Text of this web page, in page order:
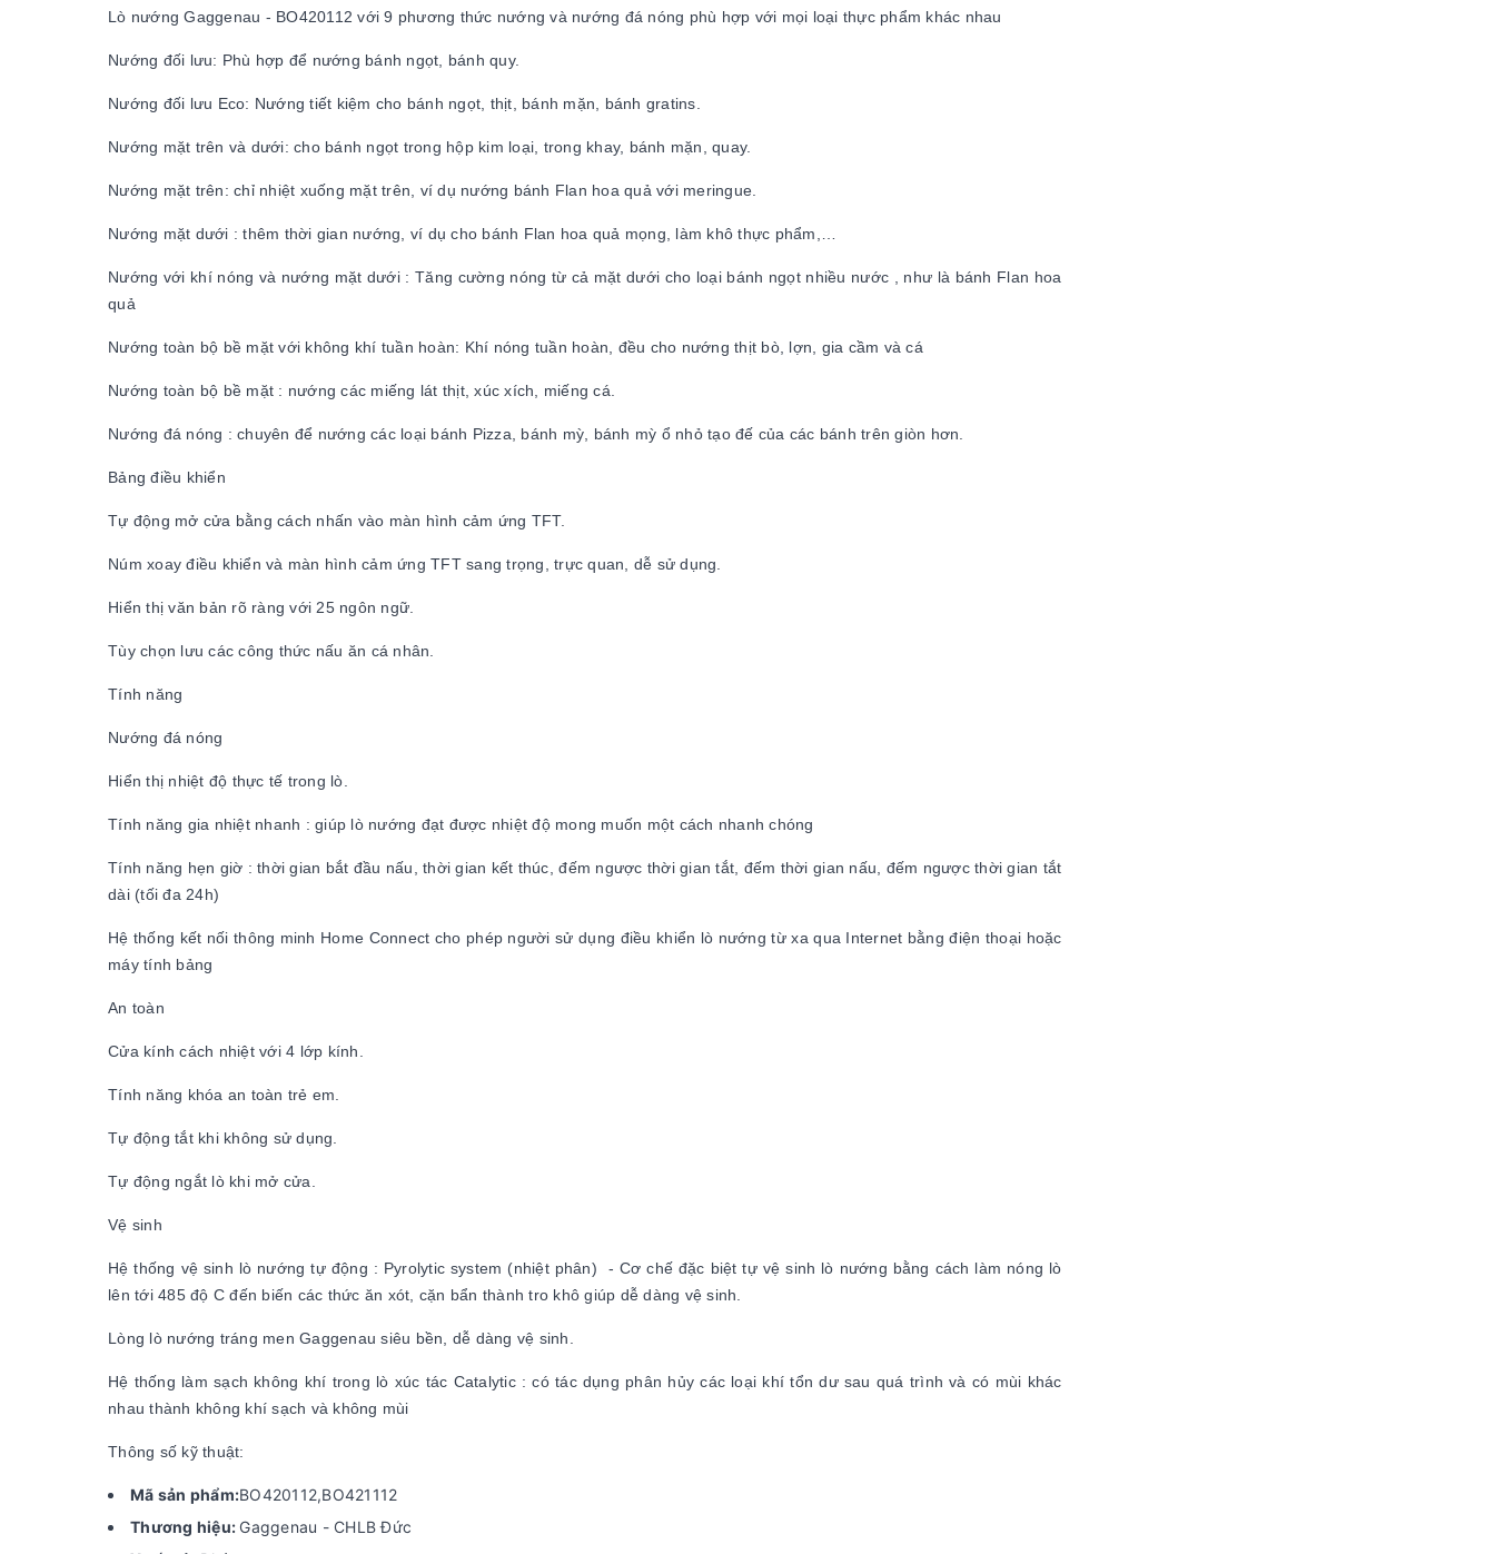
Lò nướng Gaggenau - BO420112 với 9 phương thức nướng và nướng đá nóng phù hợp với mọi loại thực phẩm khác nhau
Nướng đối lưu: Phù hợp để nướng bánh ngọt, bánh quy.
Nướng đối lưu Eco: Nướng tiết kiệm cho bánh ngọt, thịt, bánh mặn, bánh gratins.
Nướng mặt trên và dưới: cho bánh ngọt trong hộp kim loại, trong khay, bánh mặn, quay.
Nướng mặt trên: chỉ nhiệt xuống mặt trên, ví dụ nướng bánh Flan hoa quả với meringue.
Nướng mặt dưới : thêm thời gian nướng, ví dụ cho bánh Flan hoa quả mọng, làm khô thực phẩm,…
Nướng với khí nóng và nướng mặt dưới : Tăng cường nóng từ cả mặt dưới cho loại bánh ngọt nhiều nước , như là bánh Flan hoa
quả
Nướng toàn bộ bề mặt với không khí tuần hoàn: Khí nóng tuần hoàn, đều cho nướng thịt bò, lợn, gia cầm và cá
Nướng toàn bộ bề mặt : nướng các miếng lát thịt, xúc xích, miếng cá.
Nướng đá nóng : chuyên để nướng các loại bánh Pizza, bánh mỳ, bánh mỳ ổ nhỏ tạo đế của các bánh trên giòn hơn.
Bảng điều khiển
Tự động mở cửa bằng cách nhấn vào màn hình cảm ứng TFT.
Núm xoay điều khiển và màn hình cảm ứng TFT sang trọng, trực quan, dễ sử dụng.
Hiển thị văn bản rõ ràng với 25 ngôn ngữ.
Tùy chọn lưu các công thức nấu ăn cá nhân.
Tính năng
Nướng đá nóng
Hiển thị nhiệt độ thực tế trong lò.
Tính năng gia nhiệt nhanh : giúp lò nướng đạt được nhiệt độ mong muốn một cách nhanh chóng
Tính năng hẹn giờ : thời gian bắt đầu nấu, thời gian kết thúc, đếm ngược thời gian tắt, đếm thời gian nấu, đếm ngược thời gian tắt
dài (tối đa 24h)
Hệ thống kết nối thông minh Home Connect cho phép người sử dụng điều khiển lò nướng từ xa qua Internet bằng điện thoại hoặc
máy tính bảng
An toàn
Cửa kính cách nhiệt với 4 lớp kính.
Tính năng khóa an toàn trẻ em.
Tự động tắt khi không sử dụng.
Tự động ngắt lò khi mở cửa.
Vệ sinh
Hệ thống vệ sinh lò nướng tự động : Pyrolytic system (nhiệt phân) - Cơ chế đặc biệt tự vệ sinh lò nướng bằng cách làm nóng lò
lên tới 485 độ C đến biến các thức ăn xót, cặn bẩn thành tro khô giúp dễ dàng vệ sinh.
Lòng lò nướng tráng men Gaggenau siêu bền, dễ dàng vệ sinh.
Hệ thống làm sạch không khí trong lò xúc tác Catalytic : có tác dụng phân hủy các loại khí tổn dư sau quá trình và có mùi khác
nhau thành không khí sạch và không mùi
Thông số kỹ thuật:
Mã sản phẩm:BO420112,BO421112
Thương hiệu: Gaggenau - CHLB Đức